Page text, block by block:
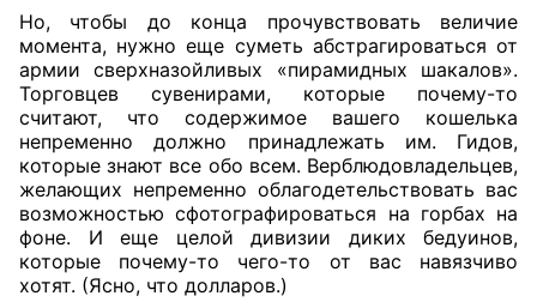
Но, чтобы до конца прочувствовать величие
момента, нужно еще суметь абстрагироваться от
армии сверхназойливых «пирамидных шакалов».
Торговцев сувенирами, которые почему-то
считают, что содержимое вашего кошелька
непременно должно принадлежать им. Гидов,
которые знают все обо всем. Верблюдовладельцев,
желающих непременно облагодетельствовать вас
возможностью сфотографироваться на горбах на
фоне. И еще целой дивизии диких бедуинов,
которые почему-то чего-то от вас навязчиво
хотят. (Ясно, что долларов.)